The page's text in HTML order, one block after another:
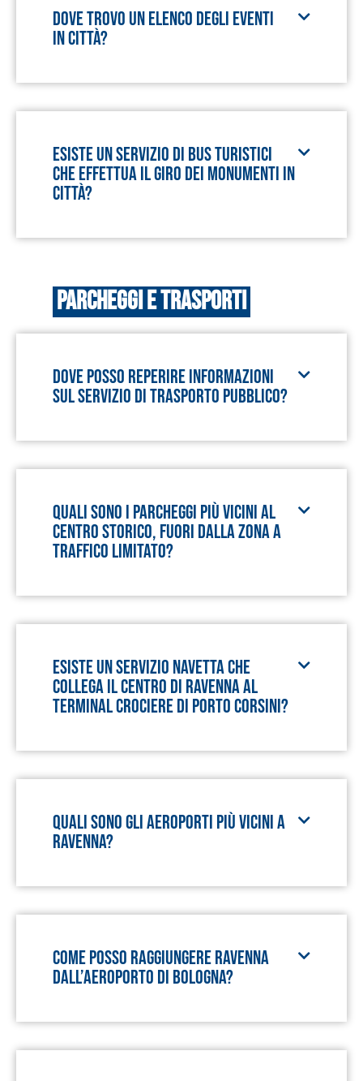
Dove trovo un elenco degli eventi
in città?
Esiste un servizio di bus turistici
che effettua il giro dei monumenti in
città?
Parcheggi e Trasporti
Dove posso reperire informazioni
sul servizio di trasporto pubblico?
Quali sono i parcheggi più vicini al
centro storico, fuori dalla Zona a
Traffico Limitato?
Esiste un servizio navetta che
collega il centro di Ravenna al
terminal crociere di Porto Corsini?
Quali sono gli aeroporti più vicini a
Ravenna?
Come posso raggiungere Ravenna
dall’aeroporto di Bologna?